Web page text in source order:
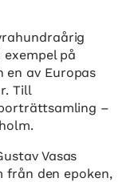
på
en av Europas
Till
–
Vasas
från den epoken,